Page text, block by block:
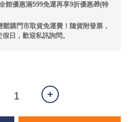
館優惠滿599免運再享9折優惠🎁(特
購門市取貨免運費！隨貨附發票，
日，歡迎私訊詢問。